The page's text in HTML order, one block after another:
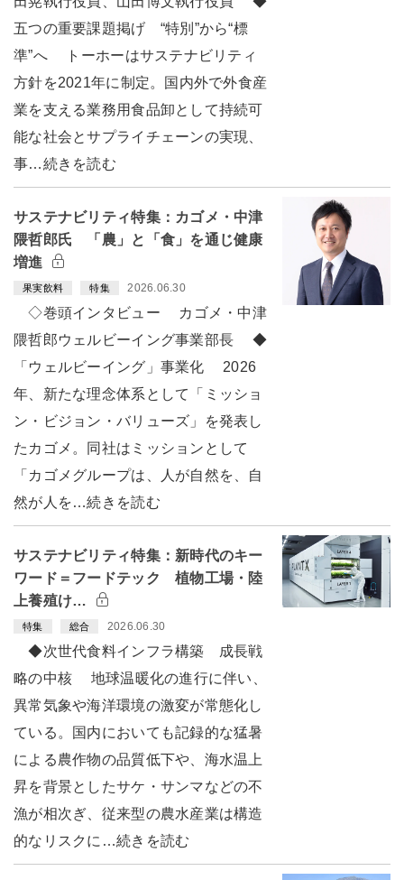
五つの重要課題掲げ “特別”から“標
準”へ トーホーはサステナビリティ
方針を2021年に制定。国内外で外食産
業を支える業務用食品卸として持続可
能な社会とサプライチェーンの実現、
事…続きを読む
サステナビリティ特集：カゴメ・中津
隈哲郎氏 「農」と「食」を通じ健康
増進
果実飲料 特集 2026.06.30
◇巻頭インタビュー カゴメ・中津
隈哲郎ウェルビーイング事業部長 ◆
「ウェルビーイング」事業化 2026
年、新たな理念体系として「ミッショ
ン・ビジョン・バリューズ」を発表し
たカゴメ。同社はミッションとして
「カゴメグループは、人が自然を、自
然が人を…続きを読む
サステナビリティ特集：新時代のキー
ワード＝フードテック 植物工場・陸
上養殖け…
特集 総合 2026.06.30
◆次世代食料インフラ構築 成長戦
略の中核 地球温暖化の進行に伴い、
異常気象や海洋環境の激変が常態化し
ている。国内においても記録的な猛暑
による農作物の品質低下や、海水温上
昇を背景としたサケ・サンマなどの不
漁が相次ぎ、従来型の農水産業は構造
的なリスクに…続きを読む